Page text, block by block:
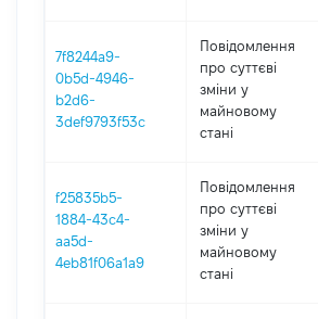
7f8244a9-
0b5d-4946-
b2d6-
3def9793f53c
Повідомлення
про суттєві
зміни y
майновому
стані
f25835b5-
1884-43c4-
aa5d-
4eb81f06a1a9
Повідомлення
про суттєві
зміни y
майновому
стані